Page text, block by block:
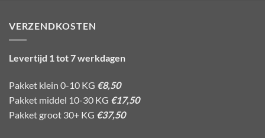
VERZENDKOSTEN
Levertijd 1 tot 7 werkdagen
Pakket klein 0-10 KG €8,50
Pakket middel 10-30 KG €17,50
Pakket groot 30+ KG €37,50